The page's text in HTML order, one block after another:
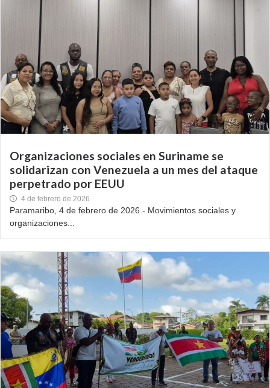
Organizaciones sociales en Suriname se
solidarizan con Venezuela a un mes del ataque
perpetrado por EEUU
4 de febrero de 2026
Paramaribo, 4 de febrero de 2026.- Movimientos sociales y
organizaciones...